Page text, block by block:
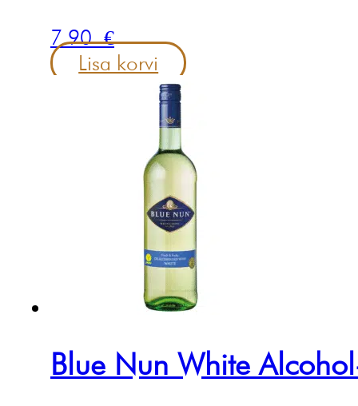
7.90€
Lisa korvi
Blue Nun White